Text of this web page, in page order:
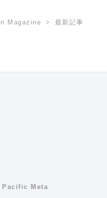
Magazine
最新記事
Pacific Meta